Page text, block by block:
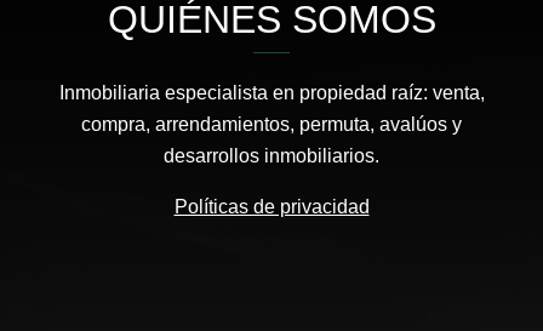
QUIÉNES SOMOS
Inmobiliaria especialista en propiedad raíz: venta,
compra, arrendamientos, permuta, avalúos y
desarrollos inmobiliarios.
Políticas de privacidad